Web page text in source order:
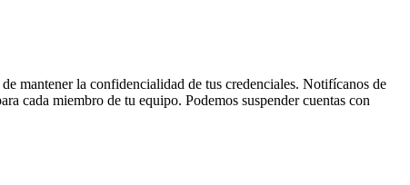
mantener la confidencialidad de tus credenciales. Notifícanos de
cada miembro de tu equipo. Podemos suspender cuentas con